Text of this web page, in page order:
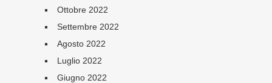
Ottobre 2022
Settembre 2022
Agosto 2022
Luglio 2022
Giugno 2022